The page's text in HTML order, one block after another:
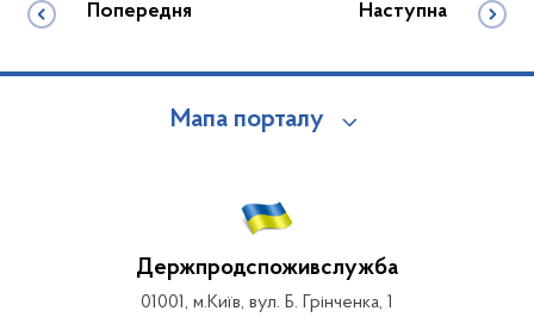
Попередня Наступна
Мапа порталу
Держпродспоживслужба
01001, м.Київ, вул. Б. Грінченка, 1